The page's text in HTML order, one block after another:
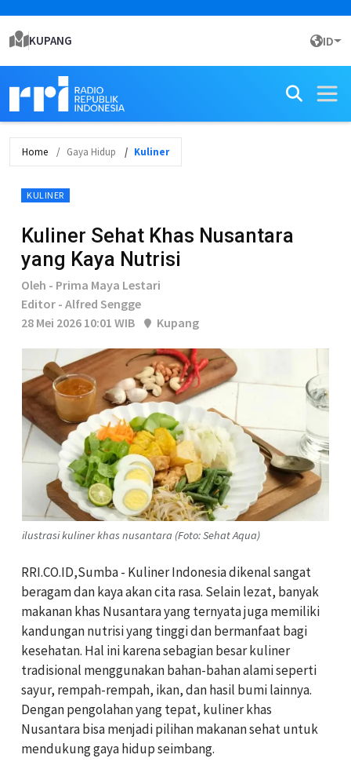
KUPANG ID
Home Gaya Hidup Kuliner
KULINER
Kuliner Sehat Khas Nusantara
yang Kaya Nutrisi
Oleh - Prima Maya Lestari
Editor - Alfred Sengge
28 Mei 2026 10:01 WIB
Kupang
ilustrasi kuliner khas nusantara (Foto: Sehat Aqua)
RRI.CO.ID,Sumba - Kuliner Indonesia dikenal sangat
beragam dan kaya akan cita rasa. Selain lezat, banyak
makanan khas Nusantara yang ternyata juga memiliki
kandungan nutrisi yang tinggi dan bermanfaat bagi
kesehatan. Hal ini karena sebagian besar kuliner
tradisional menggunakan bahan-bahan alami seperti
sayur, rempah-rempah, ikan, dan hasil bumi lainnya.
Dengan pengolahan yang tepat, kuliner khas
Nusantara bisa menjadi pilihan makanan sehat untuk
mendukung gaya hidup seimbang.